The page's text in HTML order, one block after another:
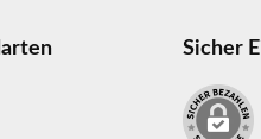
Sicher